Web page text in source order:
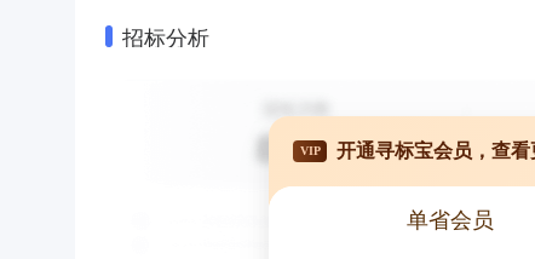
招标分析
VIP 开通寻标宝会员，查
单省会员